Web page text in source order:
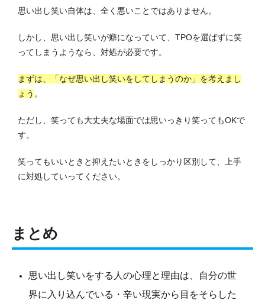
思い出し笑い自体は、全く悪いことではありません。
しかし、思い出し笑いが癖になっていて、TPOを選ばずに笑
ってしまうようなら、対処が必要です。
まずは、「なぜ思い出し笑いをしてしまうのか」を考えまし
ょう 。
ただし、笑っても大丈夫な場面では思いっきり笑ってもOKで
す。
笑ってもいいときと抑えたいときをしっかり区別して、上手
に対処していってください。
まとめ
思い出し笑いをする人の心理と理由は、自分の世
界に入り込んでいる・辛い現実から目をそらした